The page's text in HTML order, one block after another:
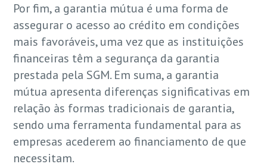
Por fim, a garantia mútua é uma forma de
assegurar o acesso ao crédito em condições
mais favoráveis, uma vez que as instituições
financeiras têm a segurança da garantia
prestada pela SGM. Em suma, a garantia
mútua apresenta diferenças significativas em
relação às formas tradicionais de garantia,
sendo uma ferramenta fundamental para as
empresas acederem ao financiamento de que
necessitam.